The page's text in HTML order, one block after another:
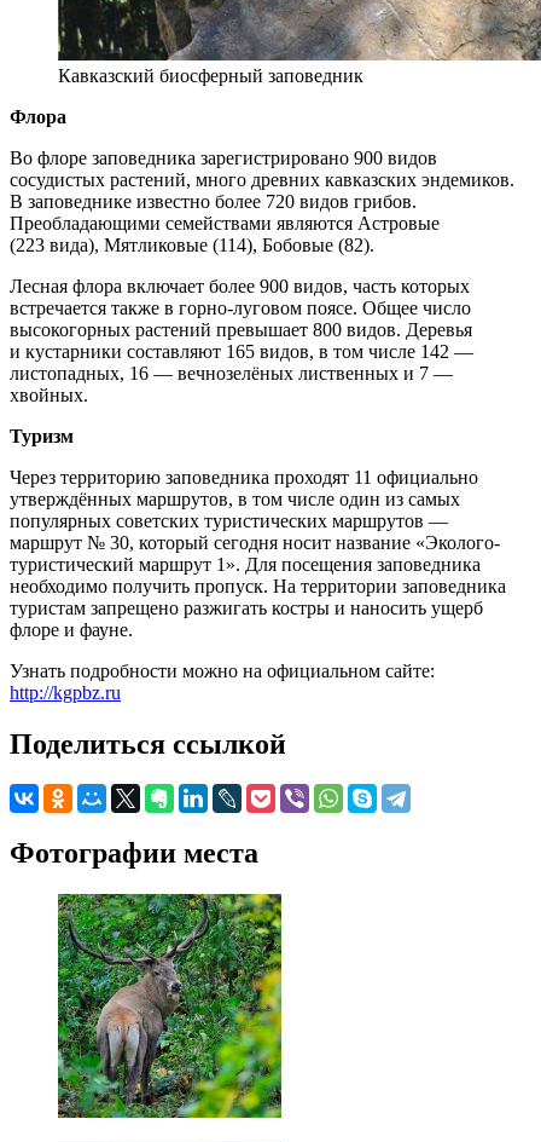
Кавказский биосферный заповедник
Флора
Во флоре заповедника зарегистрировано 900 видов
сосудистых растений, много древних кавказских эндемиков.
В заповеднике известно более 720 видов грибов.
Преобладающими семействами являются Астровые
(223 вида), Мятликовые (114), Бобовые (82).
Лесная флора включает более 900 видов, часть которых
встречается также в горно-луговом поясе. Общее число
высокогорных растений превышает 800 видов. Деревья
и кустарники составляют 165 видов, в том числе 142 —
листопадных, 16 — вечнозелёных лиственных и 7 —
хвойных.
Туризм
Через территорию заповедника проходят 11 официально
утверждённых маршрутов, в том числе один из самых
популярных советских туристических маршрутов —
маршрут № 30, который сегодня носит название «Эколого-
туристический маршрут 1». Для посещения заповедника
необходимо получить пропуск. На территории заповедника
туристам запрещено разжигать костры и наносить ущерб
флоре и фауне.
Узнать подробности можно на официальном сайте:
http://kgpbz.ru
Поделиться ссылкой
Фотографии места